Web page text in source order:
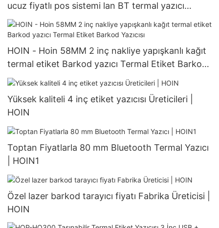
ucuz fiyatlı pos sistemi lan BT termal yazıcı
80mm Masaüstü Termal Yazıcı
HOIN - Hoin 58MM 2 inç nakliye yapışkanlı kağıt
termal etiket Barkod yazıcı Termal Etiket Barkod
Yazıcısı
Yüksek kaliteli 4 inç etiket yazıcısı Üreticileri |
HOIN
Toptan Fiyatlarla 80 mm Bluetooth Termal Yazıcı
| HOIN1
Özel lazer barkod tarayıcı fiyatı Fabrika Üreticisi |
HOIN